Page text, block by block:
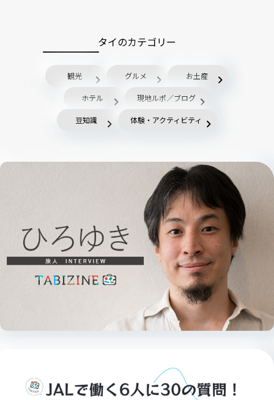
タイのカテゴリー
観光 グルメ お土産
ホテル 現地ルポ／ブログ
豆知識 体験・アクティビティ